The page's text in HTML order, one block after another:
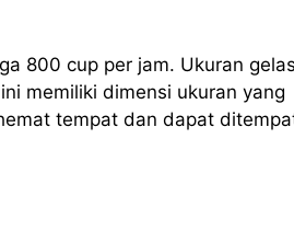
800 cup per jam. Ukuran gelas
memiliki dimensi ukuran yang
tempat dan dapat